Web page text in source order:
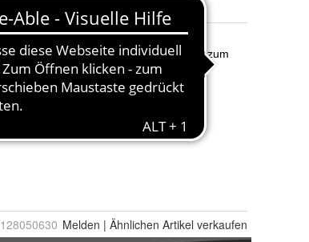
Melden | Ähnlichen Artikel verkaufen